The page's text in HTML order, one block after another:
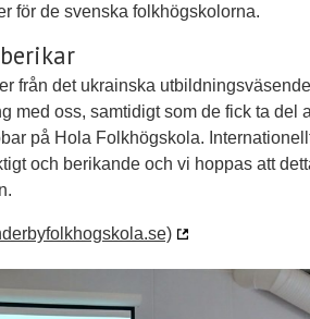
för de svenska folkhögskolorna.
från det ukrainska
med oss, samtidigt som de fick ta del
på Hola Folkhögskola.
och berikande och vi hoppas att